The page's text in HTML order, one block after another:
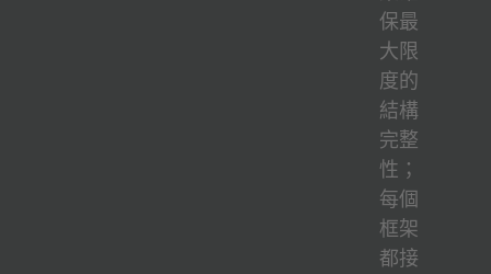
保最
大限
度的
結構
完整
性；
每個
框架
都接